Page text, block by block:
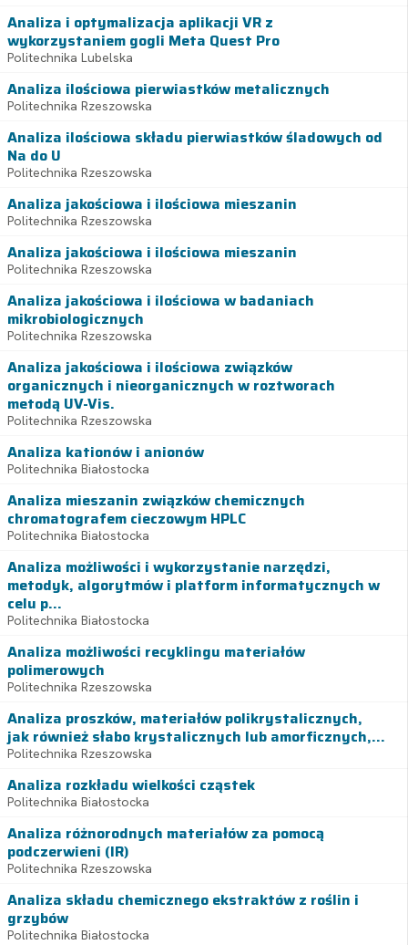
Analiza i optymalizacja aplikacji VR z
wykorzystaniem gogli Meta Quest Pro
Politechnika Lubelska
Analiza ilościowa pierwiastków metalicznych
Politechnika Rzeszowska
Analiza ilościowa składu pierwiastków śladowych od
Na do U
Politechnika Rzeszowska
Analiza jakościowa i ilościowa mieszanin
Politechnika Rzeszowska
Analiza jakościowa i ilościowa mieszanin
Politechnika Rzeszowska
Analiza jakościowa i ilościowa w badaniach
mikrobiologicznych
Politechnika Rzeszowska
Analiza jakościowa i ilościowa związków
organicznych i nieorganicznych w roztworach
metodą UV-Vis.
Politechnika Rzeszowska
Analiza kationów i anionów
Politechnika Białostocka
Analiza mieszanin związków chemicznych
chromatografem cieczowym HPLC
Politechnika Białostocka
Analiza możliwości i wykorzystanie narzędzi,
metodyk, algorytmów i platform informatycznych w
celu p...
Politechnika Białostocka
Analiza możliwości recyklingu materiałów
polimerowych
Politechnika Rzeszowska
Analiza proszków, materiałów polikrystalicznych,
jak również słabo krystalicznych lub amorficznych,...
Politechnika Rzeszowska
Analiza rozkładu wielkości cząstek
Politechnika Białostocka
Analiza różnorodnych materiałów za pomocą
podczerwieni (IR)
Politechnika Rzeszowska
Analiza składu chemicznego ekstraktów z roślin i
grzybów
Politechnika Białostocka